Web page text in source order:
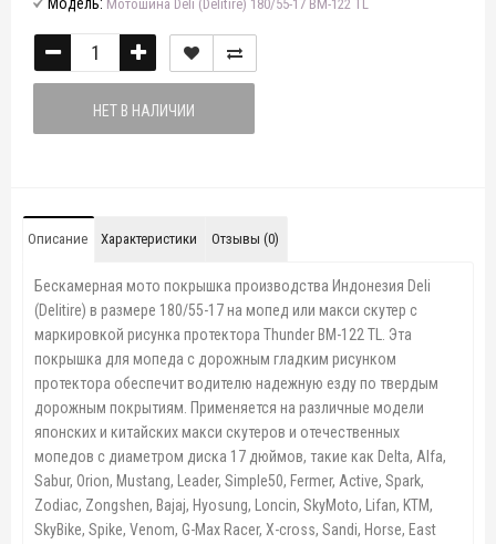
Мотошина Deli (Delitire) 180/55-17 BM-122 TL
НЕТ В НАЛИЧИИ
Описание Характеристики Отзывы (0)
Бескамерная мото покрышка производства Индонезия Deli
(Delitire) в размере 180/55-17 на мопед или макси скутер с
маркировкой рисунка протектора Thunder BM-122 TL. Эта
покрышка для мопеда с дорожным гладким рисунком
протектора обеспечит водителю надежную езду по твердым
дорожным покрытиям. Применяется на различные модели
японских и китайских макси скутеров и отечественных
мопедов с диаметром диска 17 дюймов, такие как Delta, Alfa,
Sabur, Orion, Mustang, Leader, Simple50, Fermer, Active, Spark,
Zodiac, Zongshen, Bajaj, Hyosung, Loncin, SkyMoto, Lifan, KTM,
SkyBike, Spike, Venom, G-Max Racer, X-cross, Sandi, Horse, East